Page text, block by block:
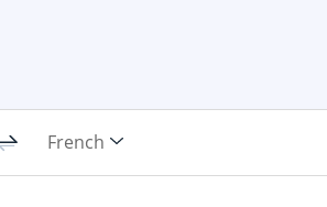
French